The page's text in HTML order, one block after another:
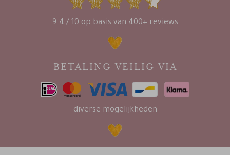
9.4 / 10 op basis van 400+ reviews
BETALING VEILIG VIA
diverse mogelijkheden